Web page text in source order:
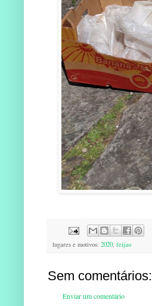
lugares e motivos: 2020, feijao
Sem comentários:
Enviar um comentário